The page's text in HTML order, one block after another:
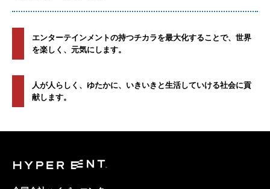
エンターテインメントの持つチカラを最大化することで、世界
を楽しく、元気にします。
人が人らしく、ゆたかに、いきいきと生活していける社会に貢
献します。